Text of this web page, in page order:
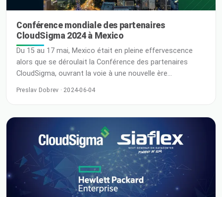
Conférence mondiale des partenaires
CloudSigma 2024 à Mexico
Du 15 au 17 mai, Mexico était en pleine effervescence
alors que se déroulait la Conférence des partenaires
CloudSigma, ouvrant la voie à une nouvelle ère
d'innovation et de collaboration dans le monde du cloud
l'industrie, des passionnés de technologie et des
entreprises avant-gardistes se sont réunis pour explorer
les dernières tendances et évolutions
Preslav Dobrev · 2024-06-04